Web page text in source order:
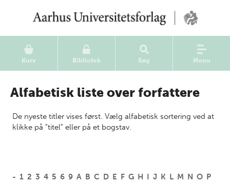
Kurv Bibliotek Søg Menu
Alfabetisk liste over forfattere
De nyeste titler vises først. Vælg alfabetisk sortering ved at
klikke på "titel" eller på et bogstav.
- 1 2 3 4 5 6 9 A B C D E F G H I J K L M N O P